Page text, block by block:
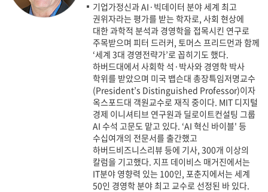
기업가정신과 AI·빅데이터 분야 세계 최고
권위자라는 평가를 받는 학자로, 사회 현상에
대한 과학적 분석과 경영학을 접목시킨 연구로
주목받으며 피터 드러커, 토머스 프리드먼과 함께
‘세계 3대 경영전략가’로 꼽히기도 했다.
하버드대에서 사회학 석·박사와 경영학 박사
학위를 받았으며 미국 뱁슨대 총장특임저명교수
(President’s Distinguished Professor)이자
옥스포드대 객원교수로 재직 중이다. MIT 디지털
경제 이니셔티브 연구원과 딜로이트컨설팅 그룹
AI 수석 고문도 맡고 있다. ‘AI 혁신 바이블' 등
수십여개의 전문서를 출간했고
하버드비즈니스리뷰 등에 기사, 300개 이상의
칼럼을 기고했다. 지프 데이비스 매거진에서는
IT분야 영향력 있는 100인, 포춘지에서는 세계
50인 경영학 분야 최고 교수로 선정된 바 있다.